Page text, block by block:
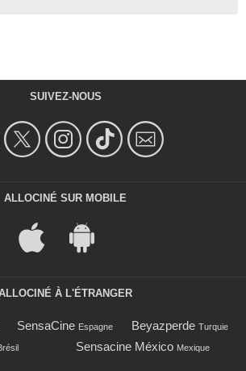
SUIVEZ-NOUS
ALLOCINÉ SUR MOBILE
À L'ÉTRANGER
SensaCine Espagne Beyazperde Turquie
Sensacine México Mexique